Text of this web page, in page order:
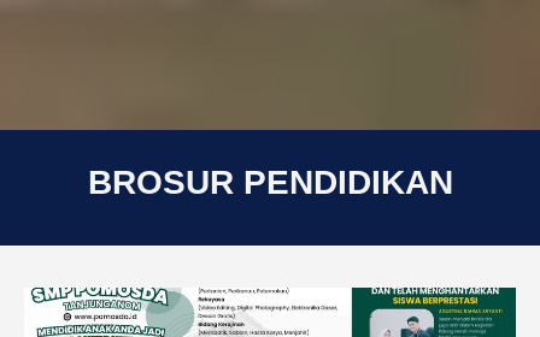
BROSUR PENDIDIKAN